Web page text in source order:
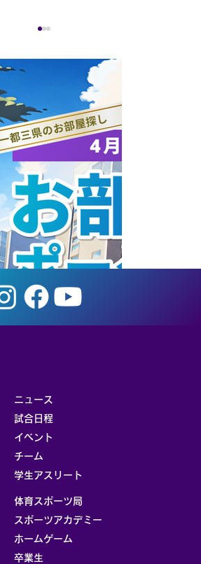
抜 イタリア遠征』 メンバ
せ
ニュース
試合日程
イベント
チーム
学生アスリート
体育スポーツ局
スポーツアカデミー
ホームゲーム
卒業生